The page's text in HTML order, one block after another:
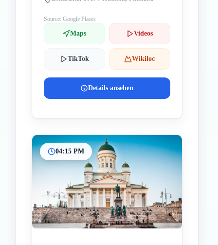
Source: Google Places
Maps Videos
TikTok Wikiloc
Details ansehen
04:15 PM